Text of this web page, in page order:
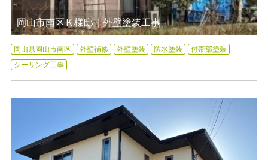
岡山市南区Ｋ様邸｜外壁塗装工事
岡山県岡山市南区 外壁補修 外壁塗装 防水塗装
付帯部塗装
シーリング工事